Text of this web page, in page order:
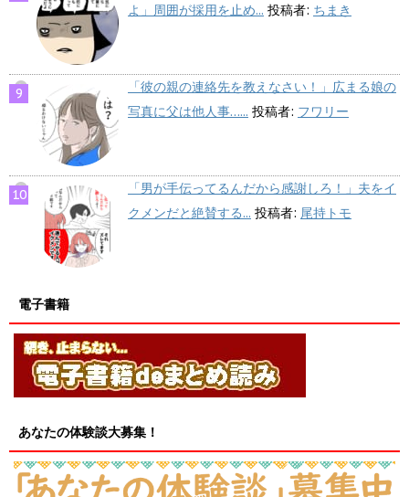
よ」周囲が採用を止め... 投稿者: ちまき
「彼の親の連絡先を教えなさい！」広まる娘の
写真に父は他人事…... 投稿者: フワリー
「男が手伝ってるんだから感謝しろ！」夫をイ
クメンだと絶賛する... 投稿者: 尾持トモ
電子書籍
あなたの体験談大募集！